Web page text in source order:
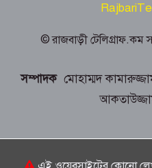
মাসেই ধস,
৭৬ বছর
রুস্তম ফকির,
© রাজবাড়ী টেলিগ্রাফ.কম
সম্পাদক মোহাম্মদ